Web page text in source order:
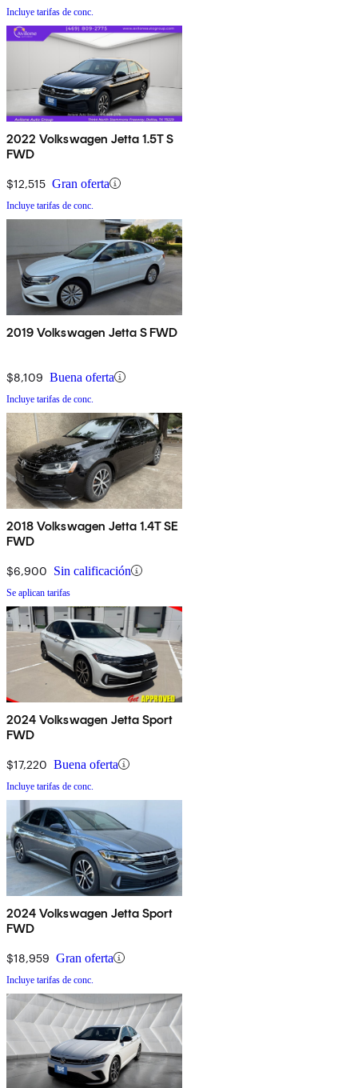
Incluye tarifas de conc.
2022 Volkswagen Jetta 1.5T S
FWD
$12,515 Gran oferta
Incluye tarifas de conc.
2019 Volkswagen Jetta S FWD
$8,109 Buena oferta
Incluye tarifas de conc.
2018 Volkswagen Jetta 1.4T SE
FWD
$6,900 Sin calificación
Se aplican tarifas
2024 Volkswagen Jetta Sport
FWD
$17,220 Buena oferta
Incluye tarifas de conc.
2024 Volkswagen Jetta Sport
FWD
$18,959 Gran oferta
Incluye tarifas de conc.